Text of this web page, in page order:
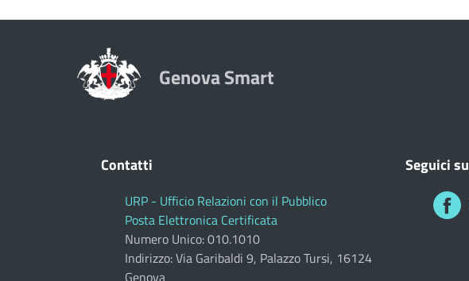
Genova Smart
Contatti
URP - Ufficio Relazioni con il Pubblico
Posta Elettronica Certificata
Numero Unico: 010.1010
Indirizzo: Via Garibaldi 9, Palazzo Tursi, 16124
Genova
Seguici su